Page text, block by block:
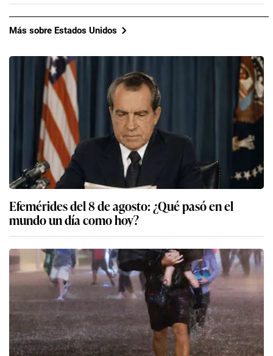
Más sobre Estados Unidos
Efemérides del 8 de agosto: ¿Qué pasó en el
mundo un día como hoy?